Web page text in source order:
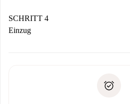
stellen den Kontakt her.
Wenn der Vermieter ablehnen
SCHRITT 4
Einzug